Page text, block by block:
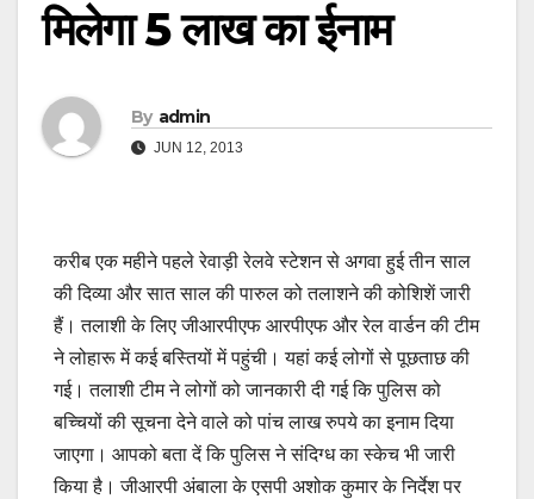
मिलेगा 5 लाख का ईनाम
By admin
JUN 12, 2013
करीब एक महीने पहले रेवाड़ी रेलवे स्टेशन से अगवा हुई तीन साल
की दिव्या और सात साल की पारुल को तलाशने की कोशिशें जारी
हैं। तलाशी के लिए जीआरपीएफ आरपीएफ और रेल वार्डन की टीम
ने लोहारू में कई बस्तियों में पहुंची। यहां कई लोगों से पूछताछ की
गई। तलाशी टीम ने लोगों को जानकारी दी गई कि पुलिस को
बच्चियों की सूचना देने वाले को पांच लाख रुपये का इनाम दिया
जाएगा। आपको बता दें कि पुलिस ने संदिग्ध का स्केच भी जारी
किया है। जीआरपी अंबाला के एसपी अशोक कुमार के निर्देश पर